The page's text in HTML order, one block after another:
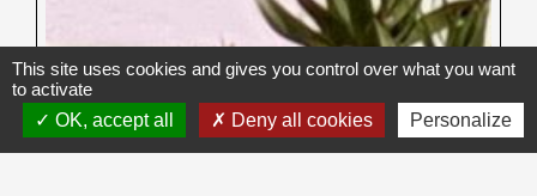
This site uses cookies and gives you control over what you want
to activate
OK, accept all
Deny all cookies Personalize